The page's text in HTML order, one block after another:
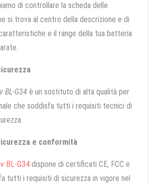
di controllare la scheda delle
si trova al centro della descrizione e di
e il range della tua batteria
BL-G34 è un sostituto di alta qualità per
che soddisfa tutti i requisiti tecnici di
e conformità
BL-G34 dispone di certificati CE, FCC e
tutti i requisiti di sicurezza in vigore nel